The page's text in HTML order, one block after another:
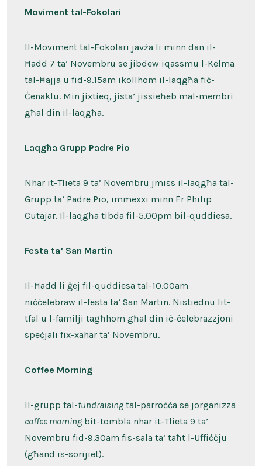
Moviment tal-Fokolari
Il-Moviment tal-Fokolari javża li minn dan il-
Ħadd 7 ta’ Novembru se jibdew iqassmu l-Kelma
tal-Ħajja u fid-9.15am ikollhom il-laqgħa fiċ-
Ċenaklu. Min jixtieq, jista’ jissieħeb mal-membri
għal din il-laqgħa.
Laqgħa Grupp Padre Pio
Nhar it-Tlieta 9 ta’ Novembru jmiss il-laqgħa tal-
Grupp ta’ Padre Pio, immexxi minn Fr Philip
Cutajar. Il-laqgħa tibda fil-5.00pm bil-quddiesa.
Festa ta’ San Martin
Il-Ħadd li ġej fil-quddiesa tal-10.00am
niċċelebraw il-festa ta’ San Martin. Nistiednu lit-
tfal u l-familji tagħhom għal din iċ-ċelebrazzjoni
speċjali fix-xahar ta’ Novembru.
Coffee Morning
Il-grupp tal-fundraisingtal-parroċċa se jorganizza
coffee morningbit-tombla nhar it-Tlieta 9 ta’
Novembru fid-9.30am fis-sala ta’ taħt l-Uffiċċju
(għand is-sorijiet).